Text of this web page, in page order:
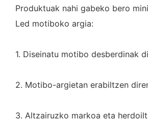
Produktuak nahi gabeko bero
Led motiboko argia:
1. Diseinatu motibo desberdinak
2. Motibo-argietan erabiltzen
3. Altzairuzko markoa eta